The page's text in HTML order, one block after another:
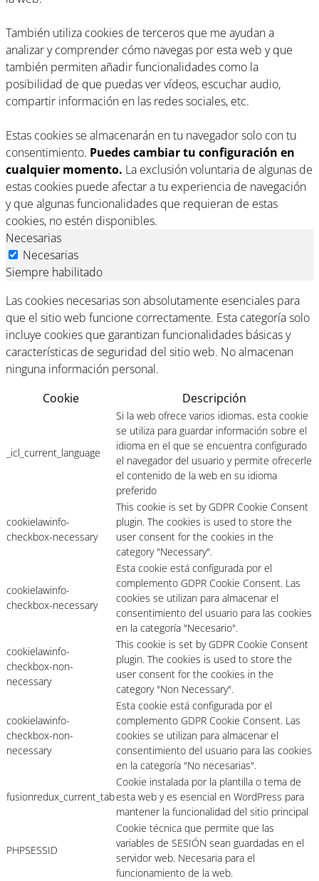
También utiliza cookies de terceros que me ayudan a
analizar y comprender cómo navegas por esta web y que
también permiten añadir funcionalidades como la
posibilidad de que puedas ver vídeos, escuchar audio,
compartir información en las redes sociales, etc.
Estas cookies se almacenarán en tu navegador solo con tu
consentimiento. Puedes cambiar tu configuración en
cualquier momento. La exclusión voluntaria de algunas de
estas cookies puede afectar a tu experiencia de navegación
y que algunas funcionalidades que requieran de estas
cookies, no estén disponibles.
Necesarias
Necesarias
Siempre habilitado
Las cookies necesarias son absolutamente esenciales para
que el sitio web funcione correctamente. Esta categoría solo
incluye cookies que garantizan funcionalidades básicas y
características de seguridad del sitio web. No almacenan
ninguna información personal.
Cookie
Descripción
_icl_current_language
Si la web ofrece varios idiomas, esta cookie
se utiliza para guardar información sobre el
idioma en el que se encuentra configurado
el navegador del usuario y permite ofrecerle
el contenido de la web en su idioma
preferido
cookielawinfo-
checkbox-necessary
This cookie is set by GDPR Cookie Consent
plugin. The cookies is used to store the
user consent for the cookies in the
category "Necessary".
cookielawinfo-
checkbox-necessary
Esta cookie está configurada por el
complemento GDPR Cookie Consent. Las
cookies se utilizan para almacenar el
consentimiento del usuario para las cookies
en la categoría "Necesario".
cookielawinfo-
checkbox-non-
necessary
This cookie is set by GDPR Cookie Consent
plugin. The cookies is used to store the
user consent for the cookies in the
category "Non Necessary".
cookielawinfo-
checkbox-non-
necessary
Esta cookie está configurada por el
complemento GDPR Cookie Consent. Las
cookies se utilizan para almacenar el
consentimiento del usuario para las cookies
en la categoría "No necesarias".
fusionredux_current_tab
Cookie instalada por la plantilla o tema de
esta web y es esencial en WordPress para
mantener la funcionalidad del sitio principal
PHPSESSID
Cookie técnica que permite que las
variables de SESIÓN sean guardadas en el
servidor web. Necesaria para el
funcionamiento de la web.